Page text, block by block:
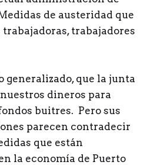
de austeridad que
trabajadores
generalizado, que la junta
dineros para
buitres. Pero sus
parecen contradecir
que están
la economía de Puerto